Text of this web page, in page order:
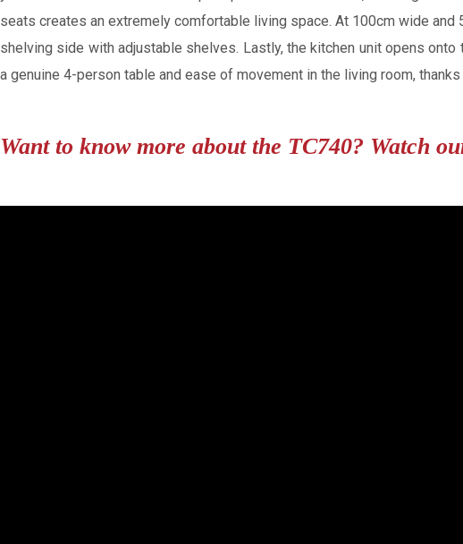
seats creates an extremely comfortable living space. At 100cm wide
shelving side with adjustable shelves. Lastly, the kitchen unit opens
a genuine 4-person table and ease of movement in the living room,
Want to know more about the TC740? Watch